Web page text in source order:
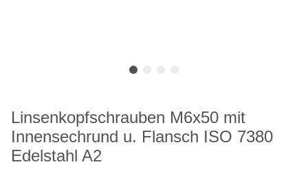
Linsenkopfschrauben M6x50 mit
Innensechrund u. Flansch ISO 7380
Edelstahl A2